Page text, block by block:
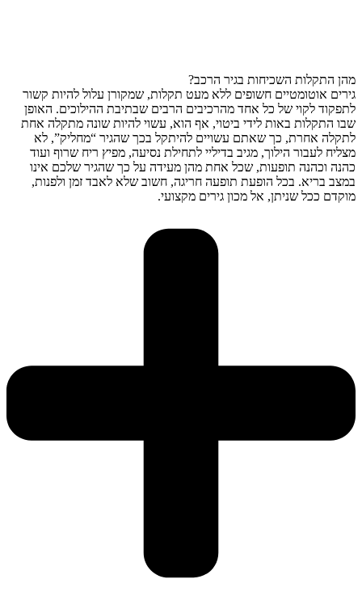
מהן התקלות השכיחות בגיר הרכב?
גירים אוטומטיים חשופים ללא מעט תקלות, שמקורן עלול להיות קשור
לתפקוד לקוי של כל אחד מהרכיבים הרבים שבתיבת ההילוכים. האופן
שבו התקלות באות לידי ביטוי, אף הוא, עשוי להיות שונה מתקלה אחת
לתקלה אחרת, כך שאתם עשויים להיתקל בכך שהגיר “מחליק”, לא
מצליח לעבור הילוך, מגיב בדיליי לתחילת נסיעה, מפיץ ריח שרוף ועוד
כהנה וכהנה תופעות, שכל אחת מהן מעידה על כך שהגיר שלכם אינו
במצב בריא. בכל הופעת תופעה חריגה, חשוב שלא לאבד זמן ולפנות,
מוקדם ככל שניתן, אל מכון גירים מקצועי.